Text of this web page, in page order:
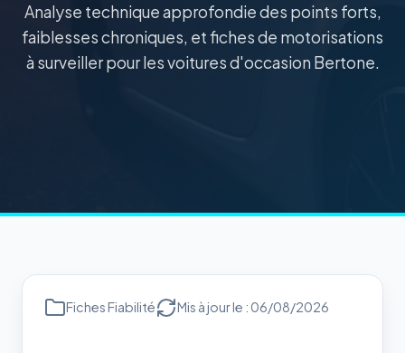
Analyse technique approfondie des points forts,
faiblesses chroniques, et fiches de motorisations
à surveiller pour les voitures d'occasion Bertone.
Fiches Fiabilité Mis à jour le : 06/08/2026